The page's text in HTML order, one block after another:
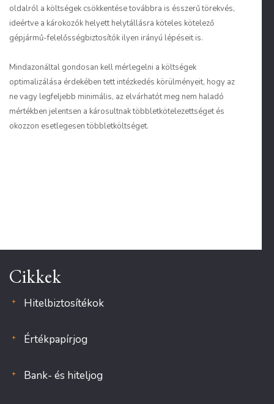
oldalról a költségek csökkentése továbbra is ésszerű törekvés,
ideértve a károkozók helyett helytállásra köteles kötelező
gépjármű-felelősségbiztosítók ilyen irányú lépéseit is.
Mindazonáltal gondosan kell mérlegelni a költségek
optimalizálása érdekében tett intézkedés körülményeit, hogy az
ne vagy legfeljebb minimális, az elvárhatót meg nem haladó
mértékben jelentsen a károsultnak többletkötelezettséget és
okozzon esetlegesen többletköltséget.
Cikkek
Hitelbiztosítékok
Értékpapírjog
Bank- és hiteljog